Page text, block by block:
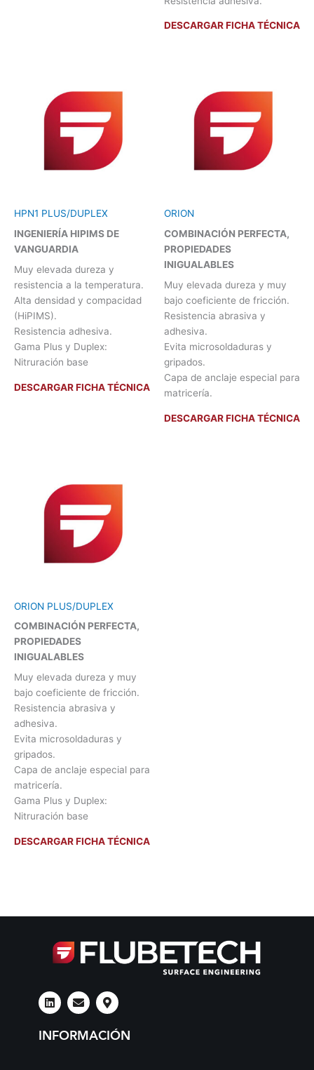
DESCARGAR FICHA TÉCNICA
HPN1 PLUS/DUPLEX
INGENIERÍA HIPIMS DE
VANGUARDIA
Muy elevada dureza y
resistencia a la temperatura.
Alta densidad y compacidad
(HiPIMS).
Resistencia adhesiva.
Gama Plus y Duplex:
Nitruración base
DESCARGAR FICHA TÉCNICA
ORION
COMBINACIÓN PERFECTA,
PROPIEDADES
INIGUALABLES
Muy elevada dureza y muy
bajo coeficiente de fricción.
Resistencia abrasiva y
adhesiva.
Evita microsoldaduras y
gripados.
Capa de anclaje especial para
matricería.
DESCARGAR FICHA TÉCNICA
ORION PLUS/DUPLEX
COMBINACIÓN PERFECTA,
PROPIEDADES
INIGUALABLES
Muy elevada dureza y muy
bajo coeficiente de fricción.
Resistencia abrasiva y
adhesiva.
Evita microsoldaduras y
gripados.
Capa de anclaje especial para
matricería.
Gama Plus y Duplex:
Nitruración base
DESCARGAR FICHA TÉCNICA
INFORMACIÓN
L
i
k
e
E
n
e
l
M
a
-
m